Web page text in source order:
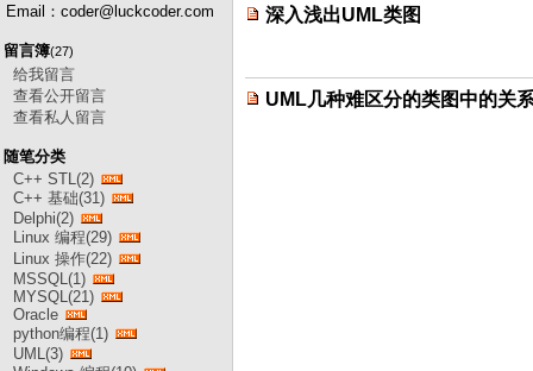
Email：coder@luckcoder.com
留言簿(27)
给我留言
查看公开留言
查看私人留言
随笔分类
C++ STL(2)
C++ 基础(31)
Delphi(2)
Linux 编程(29)
Linux 操作(22)
MSSQL(1)
MYSQL(21)
Oracle
python编程(1)
UML(3)
深入浅出UML类图
UML几种难区分的类图中的关